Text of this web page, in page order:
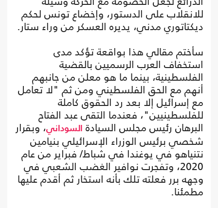
للانقلاب على الدستور، وإخضاع تونس لحكم
ديكتاتوري مدني، يديره العسكر من وراء ستار.
سأختم مقالي هذا بواقعة تؤكد مدى
استخفاف العرب الرسميين بالقضية
الفلسطينية، بينما ما هو معلن من جانبهم
أنهم مع الحق الفلسطيني ومن ثم "لا تعامل
مع إسرائيل إلا بعد رد الحقوق كاملة
للفلسطينيين"، فعندما التقى عبد الفتاح
البرهان رئيس مجلس السيادة السوداني، وبقرار
شخصي برئيس الوزراء الإسرائيلي بنيامين
نتنياهو في يوغندا في شباط/ فبراير من عام
2020، وتفجرت نوافير الغضب الشعبي في
وجهه برر فعلته تلك بأنه استخار ثم أقدم عليها
مطمئنا.